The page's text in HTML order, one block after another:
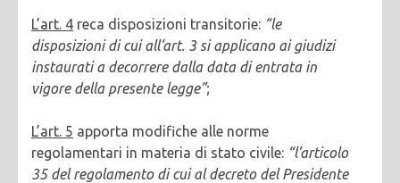
L’art. 4 reca disposizioni transitorie: “le
disposizioni di cui all’art. 3 si applicano ai giudizi
instaurati a decorrere dalla data di entrata in
vigore della presente legge”;
L’art. 5 apporta modifiche alle norme
regolamentari in materia di stato civile: “l’articolo
35 del regolamento di cui al decreto del Presidente